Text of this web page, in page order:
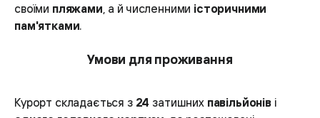
своїми пляжами , а й численними історичними
пам'ятками.
Умови для проживання
Курорт складається з 24 затишних павільйонів і